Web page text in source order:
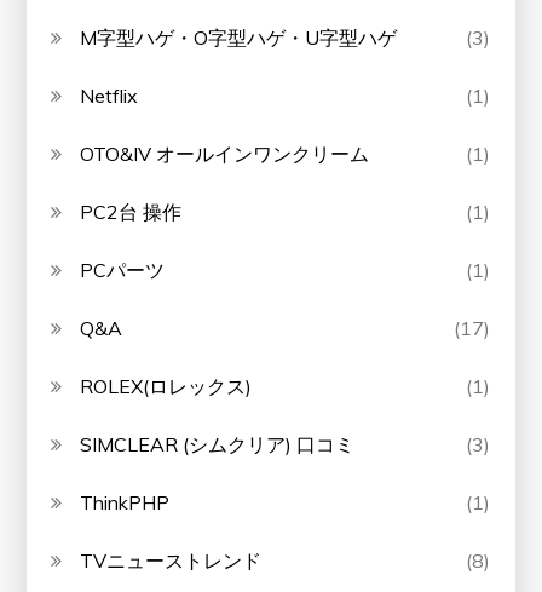
M字型ハゲ・O字型ハゲ・U字型ハゲ (3)
Netflix (1)
OTO&IV オールインワンクリーム (1)
PC2台 操作 (1)
PCパーツ (1)
Q&A (17)
ROLEX(ロレックス) (1)
SIMCLEAR (シムクリア) 口コミ (3)
ThinkPHP (1)
TVニューストレンド (8)